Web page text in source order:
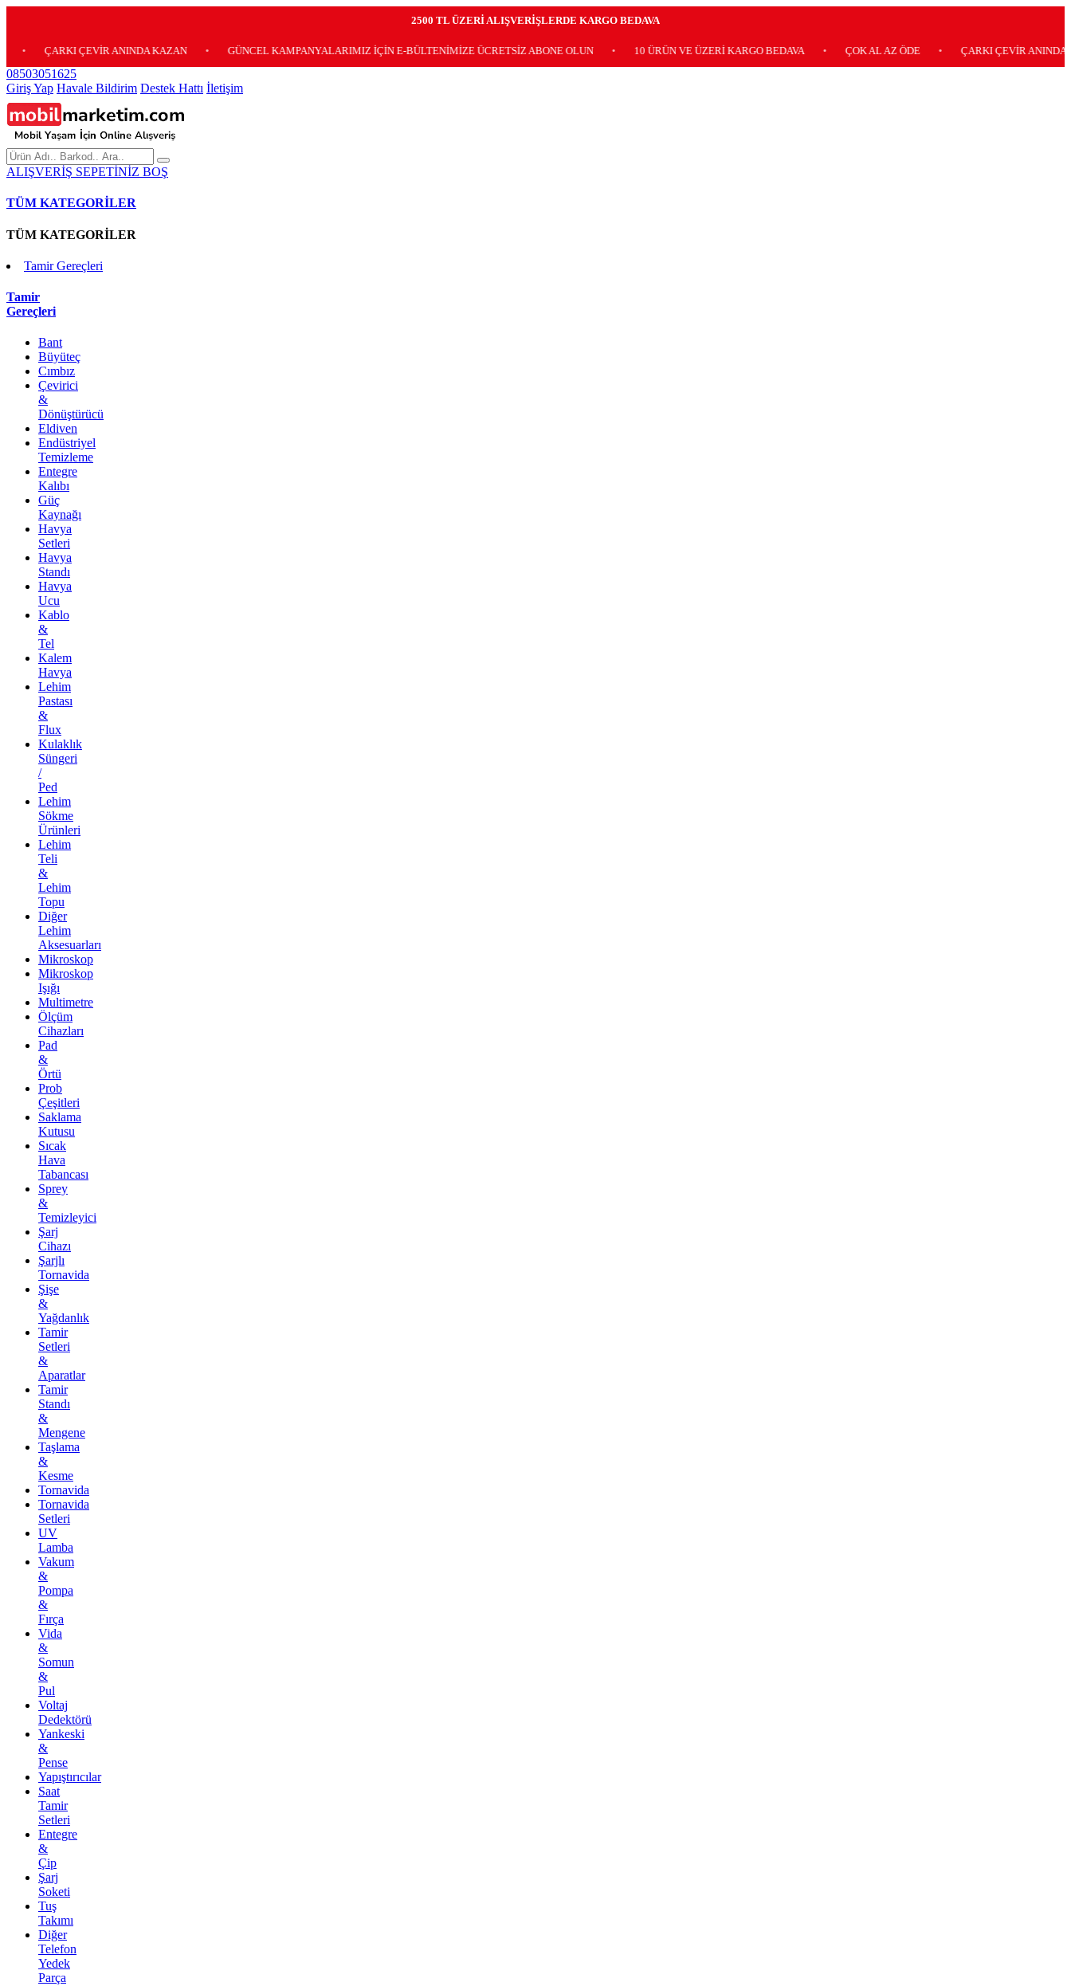
2500 TL ÜZERİ ALIŞVERİŞLERDE KARGO BEDAVA
ÇARKI ÇEVİR ANINDA KAZAN • GÜNCEL KAMPANYALARIMIZ İÇİN E-BÜLTENİMİZE ÜCRETSİZ ABONE OLUN • 10 ÜRÜN VE ÜZERİ KARGO BEDAVA • ÇOK AL AZ ÖDE • ÇARKI ÇEVİR ANINDA KAZAN
08503051625
Giriş Yap Havale Bildirim Destek Hattı İletişim
ALIŞVERİŞ SEPETİNİZ BOŞ
TÜM KATEGORİLER
TÜM KATEGORİLER
Tamir Gereçleri
Tamir
Gereçleri
Bant
Büyüteç
Cımbız
Çevirici
&
Dönüştürücü
Eldiven
Endüstriyel
Temizleme
Entegre
Kalıbı
Güç
Kaynağı
Havya
Setleri
Havya
Standı
Havya
Ucu
Kablo
&
Tel
Kalem
Havya
Lehim
Pastası
&
Flux
Kulaklık
Süngeri
/
Ped
Lehim
Sökme
Ürünleri
Lehim
Teli
&
Lehim
Topu
Diğer
Lehim
Aksesuarları
Mikroskop
Mikroskop
Işığı
Multimetre
Ölçüm
Cihazları
Pad
&
Örtü
Prob
Çeşitleri
Saklama
Kutusu
Sıcak
Hava
Tabancası
Sprey
&
Temizleyici
Şarj
Cihazı
Şarjlı
Tornavida
Şişe
&
Yağdanlık
Tamir
Setleri
&
Aparatlar
Tamir
Standı
&
Mengene
Taşlama
&
Kesme
Tornavida
Tornavida
Setleri
UV
Lamba
Vakum
&
Pompa
&
Fırça
Vida
&
Somun
&
Pul
Voltaj
Dedektörü
Yankeski
&
Pense
Yapıştırıcılar
Saat
Tamir
Setleri
Entegre
&
Çip
Şarj
Soketi
Tuş
Takımı
Diğer
Telefon
Yedek
Parça